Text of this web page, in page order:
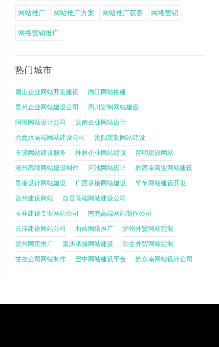
网站推广 网站推广方案 网站推广获客 网络营销
网络营销推广
热门城市
眉山企业网站开发建设 内江网站搭建
贵州企业网站建设公司 四川定制网站建设
阿坝网站设计公司 云南企业网站设计
六盘水高端网站建设公司 贵阳定制网站建设
玉溪网站建设服务 桂林企业网站建设 昆明建设网站
潮州高端网站建设制作 河池网站设计 黔西南商业网站建设
贵港设计网站建设 广西承接网站建设 毕节网站建设开发
达州建设网站 自贡高端网站建设公司
玉林建设专业网站公司 南充高端网站制作公司
云浮建设网站公司 曲靖网络推广 泸州外贸网站定制
贺州网页推广 重庆承接网站建设 崇左外贸网站定制
甘孜公司网站制作 巴中网站建设平台 黔东南网站设计公司